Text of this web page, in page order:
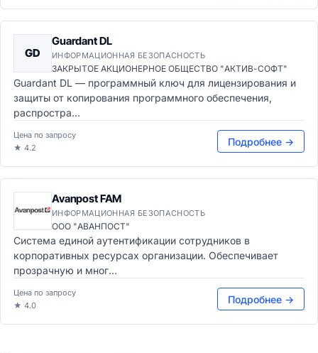
GD
Guardant DL
ИНФОРМАЦИОННАЯ БЕЗОПАСНОСТЬ
ЗАКРЫТОЕ АКЦИОНЕРНОЕ ОБЩЕСТВО "АКТИВ-СОФТ"
Guardant DL — программный ключ для лицензирования и
защиты от копирования программного обеспечения,
распростра...
Цена по запросу
★ 4.2
Подробнее →
Avanpost FAM
ИНФОРМАЦИОННАЯ БЕЗОПАСНОСТЬ
ООО "АВАНПОСТ"
Система единой аутентификации сотрудников в
корпоративных ресурсах организации. Обеспечивает
прозрачную и мног...
Цена по запросу
★ 4.0
Подробнее →